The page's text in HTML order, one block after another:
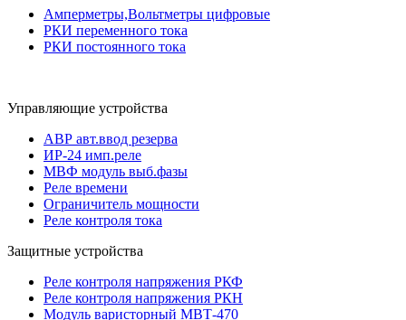
Амперметры,Вольтметры цифровые
РКИ переменного тока
РКИ постоянного тока
Управляющие устройства
АВР авт.ввод резерва
ИР-24 имп.реле
МВФ модуль выб.фазы
Реле времени
Ограничитель мощности
Реле контроля тока
Защитные устройства
Реле контроля напряжения РКФ
Реле контроля напряжения РКН
Модуль варисторный МВТ-470